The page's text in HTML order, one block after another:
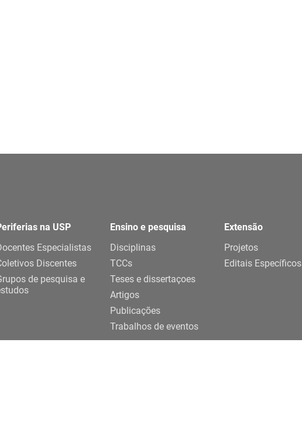
na USP
Especialistas
Discentes
de pesquisa e
Ensino e pesquisa
Disciplinas
TCCs
Teses e dissertaçoes
Artigos
Publicações
Trabalhos de eventos
Extensão
Projetos
Editais Específicos